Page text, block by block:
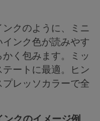
クのように、ミニ
ンク色が読みやす
く包みます。ミッ
テートに最適。ヒン
プレッソカラーで全
クのイメージ例